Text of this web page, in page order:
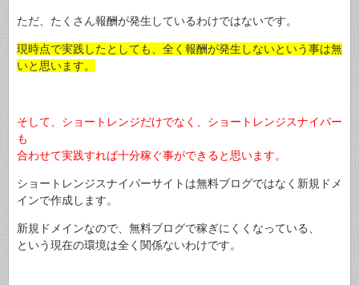
ただ、たくさん報酬が発生しているわけではないです。
現時点で実践したとしても、全く報酬が発生しないという事は無
いと思います。
そして、ショートレンジだけでなく、ショートレンジスナイパー
も
合わせて実践すれば十分稼ぐ事ができると思います。
ショートレンジスナイパーサイトは無料ブログではなく新規ドメ
インで作成します。
新規ドメインなので、無料ブログで稼ぎにくくなっている、
という現在の環境は全く関係ないわけです。